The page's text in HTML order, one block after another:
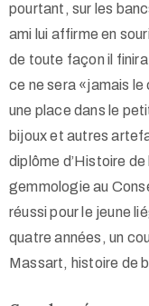
pourtant, sur les
ami lui affirme en
de toute façon il
ce ne sera «jamais
une place dans le
bijoux et autres
diplôme d’Histoire
gemmologie au
réussi pour le jeune
quatre années, un
Massart, histoire de